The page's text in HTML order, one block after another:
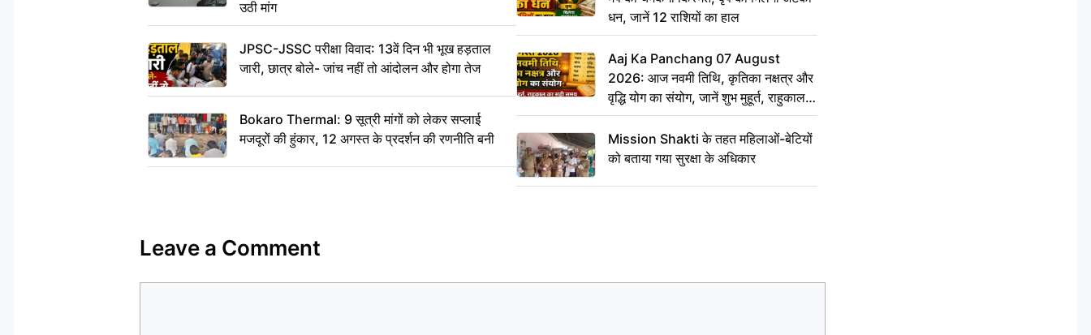
उठी मांग
JPSC-JSSC परीक्षा विवाद: 13वें दिन भी भूख हड़ताल
जारी, छात्र बोले- जांच नहीं तो आंदोलन और होगा तेज
Bokaro Thermal: 9 सूत्री मांगों को लेकर सप्लाई
मजदूरों की हुंकार, 12 अगस्त के प्रदर्शन की रणनीति बनी
धन, जानें 12 राशियों का हाल
Aaj Ka Panchang 07 August
2026: आज नवमी तिथि, कृतिका नक्षत्र और
वृद्धि योग का संयोग, जानें शुभ मुहूर्त, राहुकाल
का सही समय
Mission Shakti के तहत महिलाओं-बेटियों
को बताया गया सुरक्षा के अधिकार
Leave a Comment